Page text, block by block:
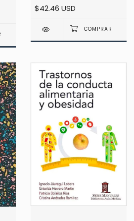
$42.46 USD